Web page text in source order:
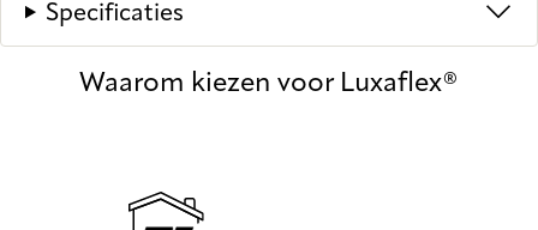
Specificaties
Waarom kiezen voor Luxaflex®